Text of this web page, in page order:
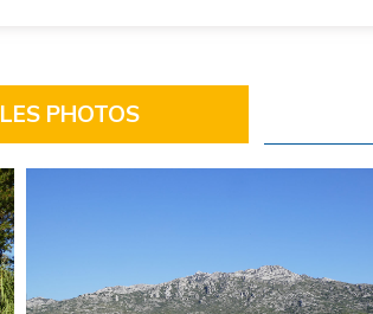
LES PHOTOS